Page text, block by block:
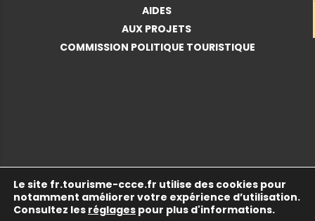
AIDES
AUX PROJETS
COMMISSION POLITIQUE TOURISTIQUE
© 2026 Copyright •Communauté de Communes de
Cattenom et Environs•Mentions légales•Politique de
Le site fr.tourisme-ccce.fr utilise des cookies pour
notamment améliorer votre expérience d’utilisation.
Consultez les réglages pour plus d'informations.